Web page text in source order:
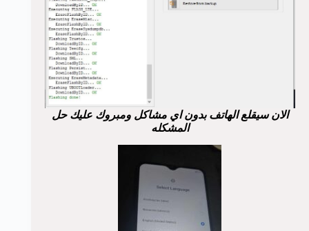
الان سيقلع الهاتف بدون اي مشاكل ومبروك عليك حل
المشكله